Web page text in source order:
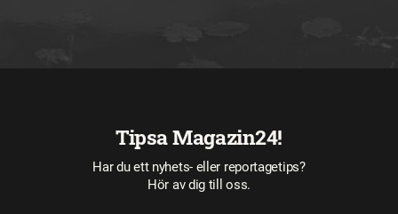
Tipsa Magazin24!
Har du ett nyhets- eller reportagetips?
Hör av dig till oss.